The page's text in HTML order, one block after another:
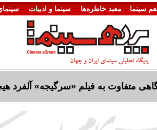
سینما معبد خاطره‌ها سينما و ادبيات
متفاوت به فیلم «سرگیجه» آلفرد هیچکاک